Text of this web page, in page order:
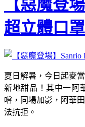
【惡魔登
超立體口罩
夏日解暑，今日起麥
新地甜品！其中一阿
嚐，同場加影，阿華
法抗拒。